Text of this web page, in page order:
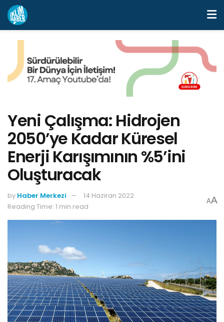
Yeni Çalışma: Hidrojen
2050’ye Kadar Küresel
Enerji Karışımının %5’ini
Oluşturacak
by Haber Merkezi
14 Haziran 2022
Reading Time: 1 min read
AA